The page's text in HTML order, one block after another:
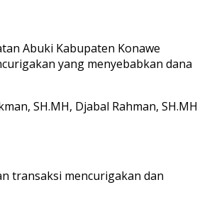
Abuki Kabupaten Konawe
yang menyebabkan dana
SH.MH, Djabal Rahman, SH.MH
transaksi mencurigakan dan